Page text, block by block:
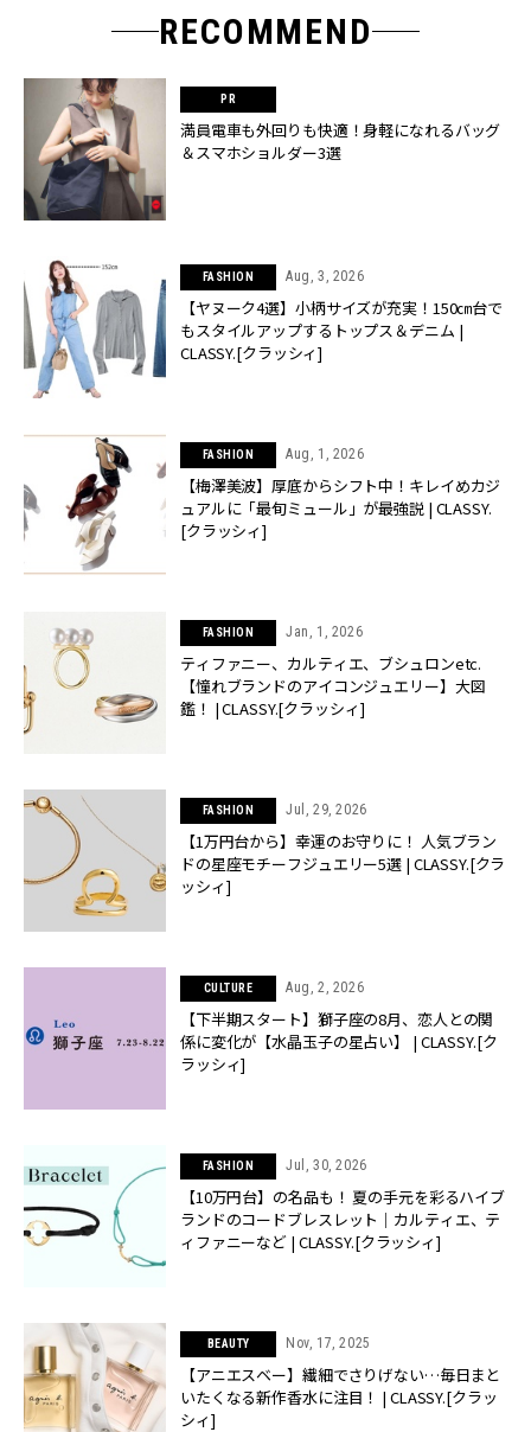
RECOMMEND
満員電車も外回りも快適！身軽になれるバッグ
＆スマホショルダー3選
FASHION Aug, 3, 2026
【ヤヌーク4選】小柄サイズが充実！150㎝台で
もスタイルアップするトップス＆デニム |
CLASSY.[クラッシィ]
FASHION Aug, 1, 2026
【梅澤美波】厚底からシフト中！キレイめカジ
ュアルに「最旬ミュール」が最強説 | CLASSY.
[クラッシィ]
FASHION Jan, 1, 2026
ティファニー、カルティエ、ブシュロンetc.
【憧れブランドのアイコンジュエリー】大図
鑑！ | CLASSY.[クラッシィ]
FASHION Jul, 29, 2026
【1万円台から】幸運のお守りに！ 人気ブラン
ドの星座モチーフジュエリー5選 | CLASSY.[クラ
ッシィ]
CULTURE Aug, 2, 2026
【下半期スタート】獅子座の8月、恋人との関
係に変化が【水晶玉子の星占い】 | CLASSY.[ク
ラッシィ]
FASHION Jul, 30, 2026
【10万円台】の名品も！ 夏の手元を彩るハイブ
ランドのコードブレスレット｜カルティエ、テ
ィファニーなど | CLASSY.[クラッシィ]
BEAUTY Nov, 17, 2025
【アニエスベー】繊細でさりげない…毎日まと
いたくなる新作香水に注目！ | CLASSY.[クラッ
シィ]